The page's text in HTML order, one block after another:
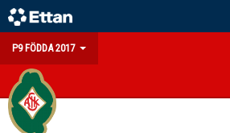
P9 FÖDDA 2017
HEM